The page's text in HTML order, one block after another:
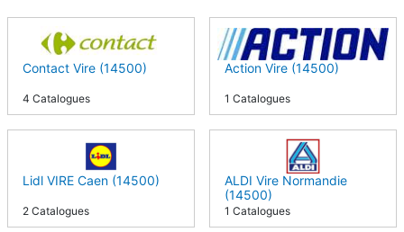
Contact Vire (14500)
4 Catalogues
Action Vire (14500)
1 Catalogues
Lidl VIRE Caen (14500)
2 Catalogues
ALDI Vire Normandie
(14500)
1 Catalogues